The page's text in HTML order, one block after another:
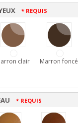
* REQUIS
clair Marron foncé
* REQUIS